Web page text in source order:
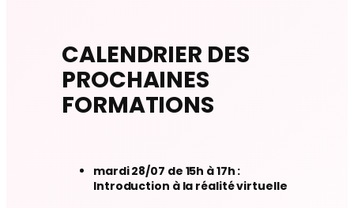
CALENDRIER DES
PROCHAINES
FORMATIONS
mardi 28/07 de 15h à 17h :
Introduction à la réalité virtuelle